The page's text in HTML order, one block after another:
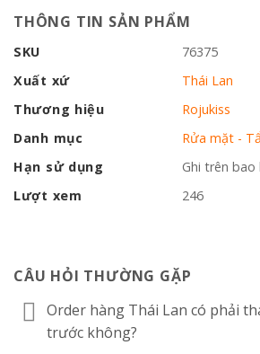
THÔNG TIN SẢN PHẨM
SKU
76375
Xuất xứ
Thái Lan
Thương hiệu
Rojukiss
Danh mục
Rửa mặt -
Hạn sử dụng
Ghi trên bao
Lượt xem
246
CÂU HỎI THƯỜNG GẶP
Order hàng Thái Lan có phải
trước không?